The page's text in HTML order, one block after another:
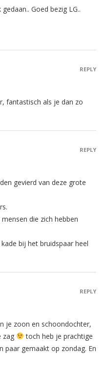
Goed bezig LG..
fantastisch als je dan zo
REPLY
gevierd van deze grote
die zich hebben
bij het bruidspaar heel
REPLY
je zoon en schoondochter,
zag
toch heb je prachtige
paar gemaakt op zondag. En
REPLY